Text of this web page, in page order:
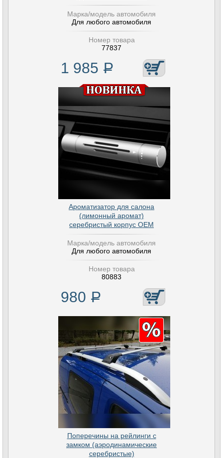
Марка/модель автомобиля
Для любого автомобиля
Номер товара
77837
1 985 Р
Ароматизатор для салона
(лимонный аромат)
серебристый корпус OEM
Марка/модель автомобиля
Для любого автомобиля
Номер товара
80883
980 Р
Поперечины на рейлинги с
замком (аэродинамические
серебристые)